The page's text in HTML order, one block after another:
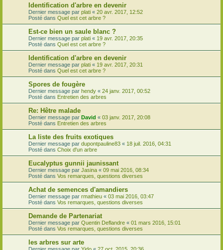
Identification d'arbre en devenir
Dernier message par plati « 20 avr. 2017, 12:52
Posté dans Quel est cet arbre ?
Est-ce bien un saule blanc ?
Dernier message par plati « 19 avr. 2017, 20:35
Posté dans Quel est cet arbre ?
Identification d'arbre en devenir
Dernier message par plati « 19 avr. 2017, 20:31
Posté dans Quel est cet arbre ?
Spores de fougère
Dernier message par hendy « 24 janv. 2017, 00:52
Posté dans Entretien des arbres
Re: Hêtre malade
Dernier message par David « 03 janv. 2017, 20:08
Posté dans Entretien des arbres
La liste des fruits exotiques
Dernier message par dupontpauline83 « 18 juil. 2016, 04:31
Posté dans Choix d'un arbre
Eucalyptus gunnii jaunissant
Dernier message par Jasina « 09 mai 2016, 08:34
Posté dans Vos remarques, questions diverses
Achat de semences d'amandiers
Dernier message par rmathieu « 03 mai 2016, 03:47
Posté dans Vos remarques, questions diverses
Demande de Partenariat
Dernier message par Quentin Deflandre « 01 mars 2016, 15:01
Posté dans Vos remarques, questions diverses
les arbres sur arte
Dernier message par Yjdo « 27 oct. 2015, 20:36